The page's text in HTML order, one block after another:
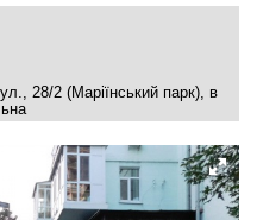
28/2 (Маріїнський парк), в